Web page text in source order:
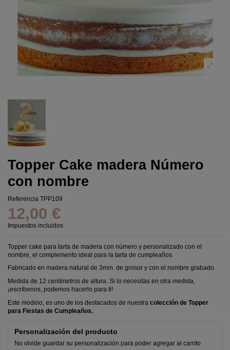
Topper Cake madera Número
con nombre
Referencia TPP109
12,00 €
Impuestos incluidos
Topper cake para tarta de madera con número y personalizado con el
nombre, el complemento ideal para la tarta de cumpleaños.
Fabricado en madera natural de 3mm. de grosor y con el nombre grabado.
Medida de 12 centímetros de altura. Si lo necesitas en otra medida,
¡escríbenos, podemos hacerlo para ti!
Este modelo, es uno de los destacados de nuestra colección de Topper
para Fiestas de Cumpleaños.
Personalización del producto
No olvide guardar su personalización para poder agregar al carrito